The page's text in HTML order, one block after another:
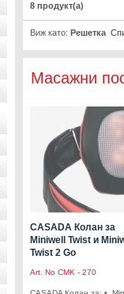
8 продукт(а)
Виж като: Решетка
Масажни
CASADA Колан за
Miniwell Twist и
Twist 2 Go
Art. No CMK - 270